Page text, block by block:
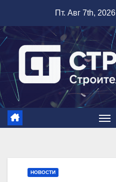
содержимому
Пт. Авг 7th, 2026
НОВОСТИ